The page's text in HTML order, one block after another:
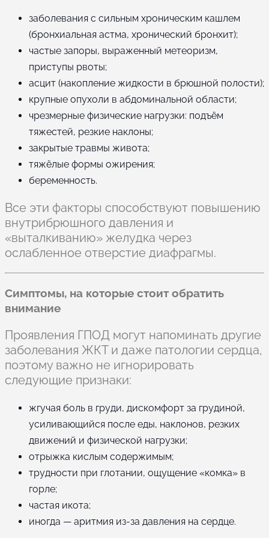
заболевания с сильным хроническим кашлем
(бронхиальная астма, хронический бронхит);
частые запоры, выраженный метеоризм,
приступы рвоты;
асцит (накопление жидкости в брюшной полости);
крупные опухоли в абдоминальной области;
чрезмерные физические нагрузки: подъём
тяжестей, резкие наклоны;
закрытые травмы живота;
тяжёлые формы ожирения;
беременность.
Все эти факторы способствуют повышению
внутрибрюшного давления и
«выталкиванию» желудка через
ослабленное отверстие диафрагмы.
Симптомы, на которые стоит обратить
внимание
Проявления ГПОД могут напоминать другие
заболевания ЖКТ и даже патологии сердца,
поэтому важно не игнорировать
следующие признаки:
жгучая боль в груди, дискомфорт за грудиной,
усиливающийся после еды, наклонов, резких
движений и физической нагрузки;
отрыжка кислым содержимым;
трудности при глотании, ощущение «комка» в
горле;
частая икота;
иногда — аритмия из-за давления на сердце.